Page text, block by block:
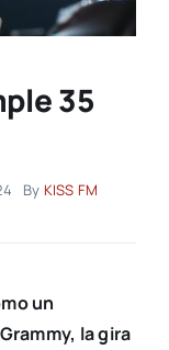
35
By KISS FM
un
la gira